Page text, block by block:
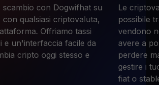
con Dogwifhat su
qualsiasi criptovaluta,
Offriamo tassi
e un'interfaccia facile da
cripto oggi stesso e
Le
possibile
vendono
avere a
perdere
gestire i
fiat o